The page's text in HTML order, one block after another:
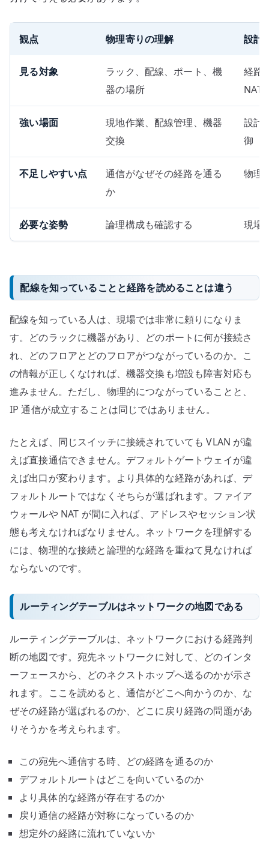
観点 物理寄りの理解 設計
見る対象
ラック、配線、ポート、機
器の場所
経路
NAT
強い場面
現地作業、配線管理、機器
交換
設計
御
不足しやすい点
通信がなぜその経路を通る
か
物理
必要な姿勢 論理構成も確認する 現場
配線を知っていることと経路を読めることは違う
配線を知っている人は、現場では非常に頼りになりま
す。どのラックに機器があり、どのポートに何が接続さ
れ、どのフロアとどのフロアがつながっているのか。こ
の情報が正しくなければ、機器交換も増設も障害対応も
進みません。ただし、物理的につながっていることと、
IP 通信が成立することは同じではありません。
たとえば、同じスイッチに接続されていても VLAN が違
えば直接通信できません。デフォルトゲートウェイが違
えば出口が変わります。より具体的な経路があれば、デ
フォルトルートではなくそちらが選ばれます。ファイア
ウォールや NAT が間に入れば、アドレスやセッション状
態も考えなければなりません。ネットワークを理解する
には、物理的な接続と論理的な経路を重ねて見なければ
ならないのです。
ルーティングテーブルはネットワークの地図である
ルーティングテーブルは、ネットワークにおける経路判
断の地図です。宛先ネットワークに対して、どのインタ
ーフェースから、どのネクストホップへ送るのかが示さ
れます。ここを読めると、通信がどこへ向かうのか、な
ぜその経路が選ばれるのか、どこに戻り経路の問題があ
りそうかを考えられます。
この宛先へ通信する時、どの経路を通るのか
デフォルトルートはどこを向いているのか
より具体的な経路が存在するのか
戻り通信の経路が対称になっているのか
想定外の経路に流れていないか